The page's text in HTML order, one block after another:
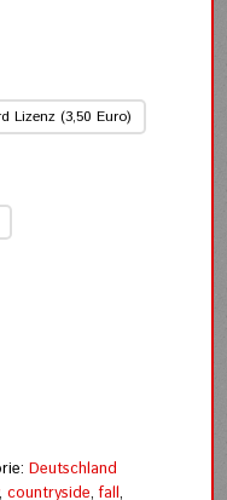
Lizenz (3,50 Euro)
Deutschland
,countryside,fall,